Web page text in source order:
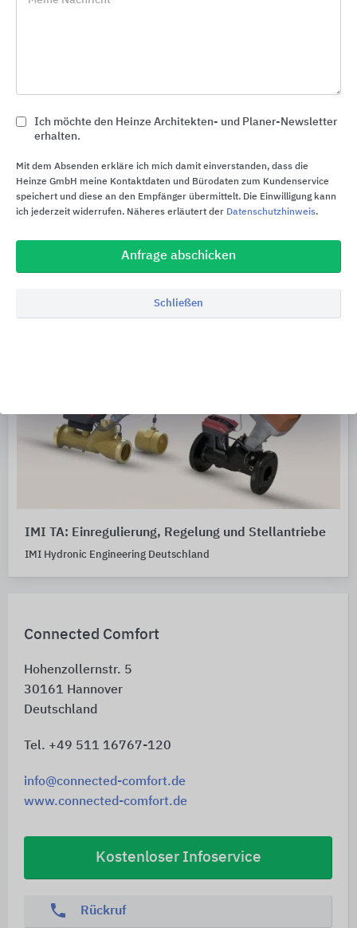
Connected Comfort
Hohenzollernstr. 5
30161 Hannover
Deutschland
Tel. +49 511 16767-120
info@connected-comfort.de
www.connected-comfort.de
Kostenloser Infoservice
phone Rückruf
Anlagentechnik
ALRE-IT Regeltechnik
IMI TA: Einregulierung, Regelung und Stellantriebe
IMI Hydronic Engineering Deutschland
Ich möchte den Heinze Architekten- und Planer-Newsletter
erhalten.
Mit dem Absenden erkläre ich mich damit einverstanden, dass die
Heinze GmbH meine Kontaktdaten und Bürodaten zum Kundenservice
speichert und diese an den Empfänger übermittelt. Die Einwilligung kann
ich jederzeit widerrufen. Näheres erläutert der Datenschutzhinweis.
Anfrage abschicken
Schließen